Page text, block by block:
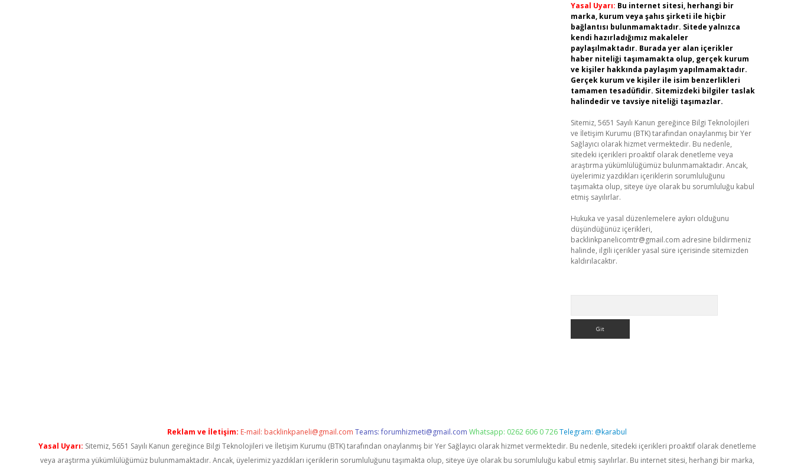
Yasal Uyarı: Bu internet sitesi, herhangi bir
marka, kurum veya şahıs şirketi ile hiçbir
bağlantısı bulunmamaktadır. Sitede yalnızca
kendi hazırladığımız makaleler
paylaşılmaktadır. Burada yer alan içerikler
haber niteliği taşımamakta olup, gerçek kurum
ve kişiler hakkında paylaşım yapılmamaktadır.
Gerçek kurum ve kişiler ile isim benzerlikleri
tamamen tesadüfidir. Sitemizdeki bilgiler taslak
halindedir ve tavsiye niteliği taşımazlar.
Sitemiz, 5651 Sayılı Kanun gereğince Bilgi Teknolojileri
ve İletişim Kurumu (BTK) tarafından onaylanmış bir Yer
Sağlayıcı olarak hizmet vermektedir. Bu nedenle,
sitedeki içerikleri proaktif olarak denetleme veya
araştırma yükümlülüğümüz bulunmamaktadır. Ancak,
üyelerimiz yazdıkları içeriklerin sorumluluğunu
taşımakta olup, siteye üye olarak bu sorumluluğu kabul
etmiş sayılırlar.
Hukuka ve yasal düzenlemelere aykırı olduğunu
düşündüğünüz içerikleri,
backlinkpanelicomtr@gmail.com adresine bildirmeniz
halinde, ilgili içerikler yasal süre içerisinde sitemizden
kaldırılacaktır.
Reklam ve İletişim: E-mail: backlinkpaneli@gmail.com Teams:forumhizmeti@gmail.com Whatsapp: 0262 606 0 726Telegram: @karabul
Yasal Uyarı: Sitemiz, 5651 Sayılı Kanun gereğince Bilgi Teknolojileri ve İletişim Kurumu (BTK) tarafından onaylanmış bir Yer Sağlayıcı olarak hizmet vermektedir. Bu nedenle, sitedeki içerikleri proaktif olarak denetleme
veya araştırma yükümlülüğümüz bulunmamaktadır. Ancak, üyelerimiz yazdıkları içeriklerin sorumluluğunu taşımakta olup, siteye üye olarak bu sorumluluğu kabul etmiş sayılırlar. Bu internet sitesi, herhangi bir marka,